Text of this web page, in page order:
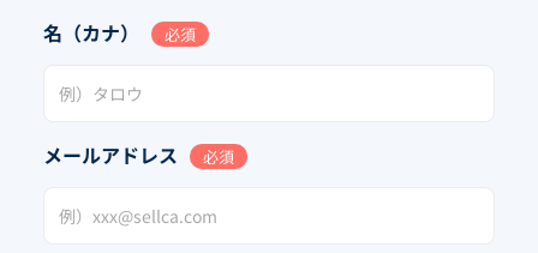
名（カナ） 必須
メールアドレス 必須